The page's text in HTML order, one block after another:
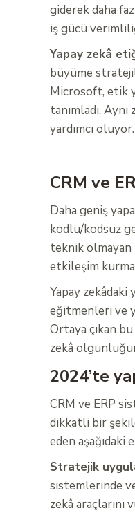
giderek daha
iş gücü
Yapay zekâ
büyüme
Microsoft, etik
tanımladı.
yardımcı oluyor.
CRM ve
Daha geniş
kodlu/kodsuz
teknik olmayan
etkileşim
Yapay zekâdaki
eğitmenleri ve
Ortaya çıkan
zekâ
2024’te
CRM ve ERP
dikkatli bir
eden
Stratejik
sistemlerinde
zekâ